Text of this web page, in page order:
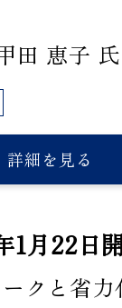
田 恵子 氏
詳細を見る
1月22日
クと省